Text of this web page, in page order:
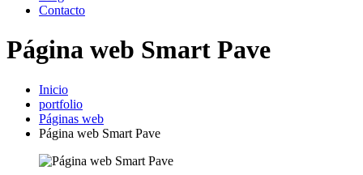
Contacto
Página web Smart Pave
Inicio
portfolio
Páginas web
Página web Smart Pave